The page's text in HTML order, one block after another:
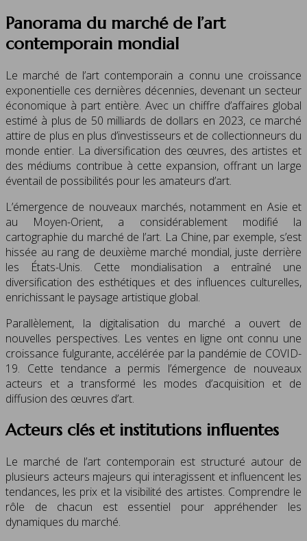
Panorama du marché de l’art
contemporain mondial
Le marché de l’art contemporain a connu une croissance
exponentielle ces dernières décennies, devenant un secteur
économique à part entière. Avec un chiffre d’affaires global
estimé à plus de 50 milliards de dollars en 2023, ce marché
attire de plus en plus d’investisseurs et de collectionneurs du
monde entier. La diversification des œuvres, des artistes et
des médiums contribue à cette expansion, offrant un large
éventail de possibilités pour les amateurs d’art.
L’émergence de nouveaux marchés, notamment en Asie et
au Moyen-Orient, a considérablement modifié la
cartographie du marché de l’art. La Chine, par exemple, s’est
hissée au rang de deuxième marché mondial, juste derrière
les États-Unis. Cette mondialisation a entraîné une
diversification des esthétiques et des influences culturelles,
enrichissant le paysage artistique global.
Parallèlement, la digitalisation du marché a ouvert de
nouvelles perspectives. Les ventes en ligne ont connu une
croissance fulgurante, accélérée par la pandémie de COVID-
19. Cette tendance a permis l’émergence de nouveaux
acteurs et a transformé les modes d’acquisition et de
diffusion des œuvres d’art.
Acteurs clés et institutions influentes
Le marché de l’art contemporain est structuré autour de
plusieurs acteurs majeurs qui interagissent et influencent les
tendances, les prix et la visibilité des artistes. Comprendre le
rôle de chacun est essentiel pour appréhender les
dynamiques du marché.